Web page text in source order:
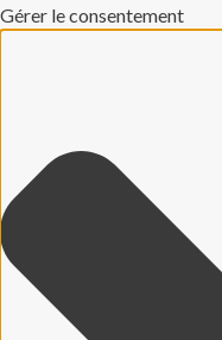
Gérer le consentement